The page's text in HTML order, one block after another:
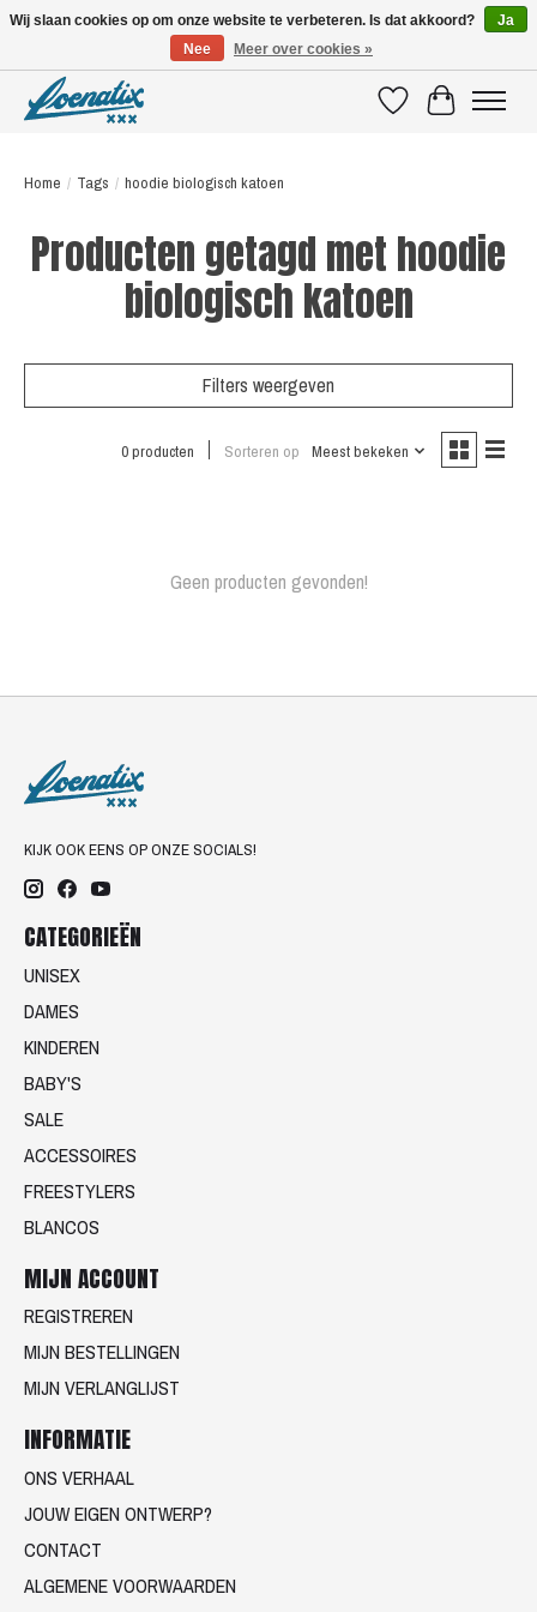
VerlanglijstWinkelwagen
Home / Tags / hoodie biologisch katoen
Producten getagd met hoodie
biologisch katoen
Filters weergeven
0 producten Sorteren op Meest bekeken
Geen producten gevonden!
KIJK OOK EENS OP ONZE SOCIALS!
CATEGORIEËN
UNISEX
DAMES
KINDEREN
BABY'S
SALE
ACCESSOIRES
FREESTYLERS
BLANCOS
MIJN ACCOUNT
REGISTREREN
MIJN BESTELLINGEN
MIJN VERLANGLIJST
INFORMATIE
ONS VERHAAL
JOUW EIGEN ONTWERP?
CONTACT
ALGEMENE VOORWAARDEN
Wij slaan cookies op om onze website te verbeteren. Is dat akkoord?
Ja
Nee
Meer over cookies »